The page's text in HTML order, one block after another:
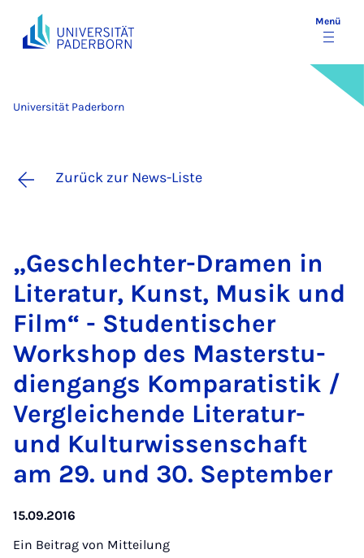
Menü
Universität Paderborn
Zurück zur News-Liste
„Ge­schlech­ter-Dra­men in
Li­te­ra­tur, Kunst, Mu­sik und
Film“ - Stu­den­ti­scher
Work­shop des Mas­ter­stu­
dien­gangs Kom­pa­ra­tis­tik /
Ver­glei­chen­de Li­te­ra­tur-
und Kul­tur­wis­sen­schaft
am 29. und 30. Sep­tem­ber
15.09.2016
Ein Beitrag von Mitteilung